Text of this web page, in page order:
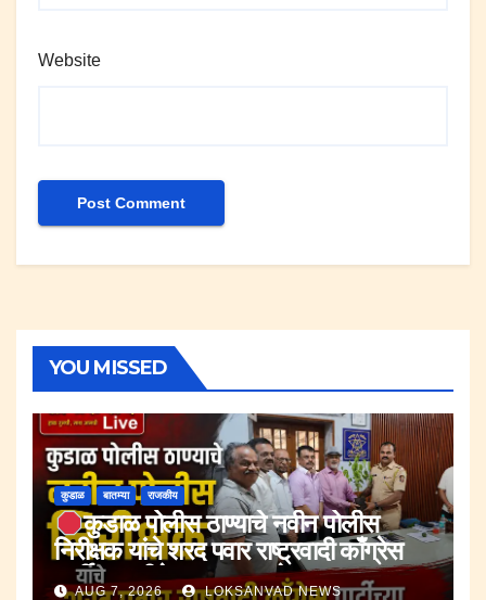
Website
YOU MISSED
कुडाळ बातम्या राजकीय
कुडाळ पोलीस ठाण्याचे नवीन पोलीस
निरीक्षक यांचे शरद पवार राष्ट्रवादी काँग्रेस
पार्टीच्या वतीने करण्यात आले स्वागत.
AUG 7, 2026 LOKSANVAD NEWS